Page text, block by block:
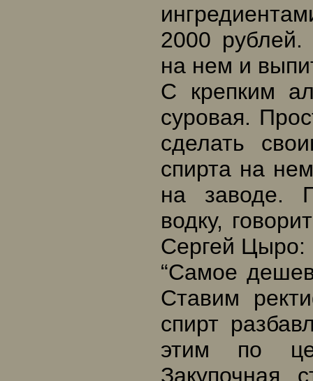
2000 рублей.
на нем и
С крепким
суровая.
сделать
спирта на
на заводе.
водку,
Сергей Цыро:
“Самое
Ставим
спирт
этим по
Закупочная